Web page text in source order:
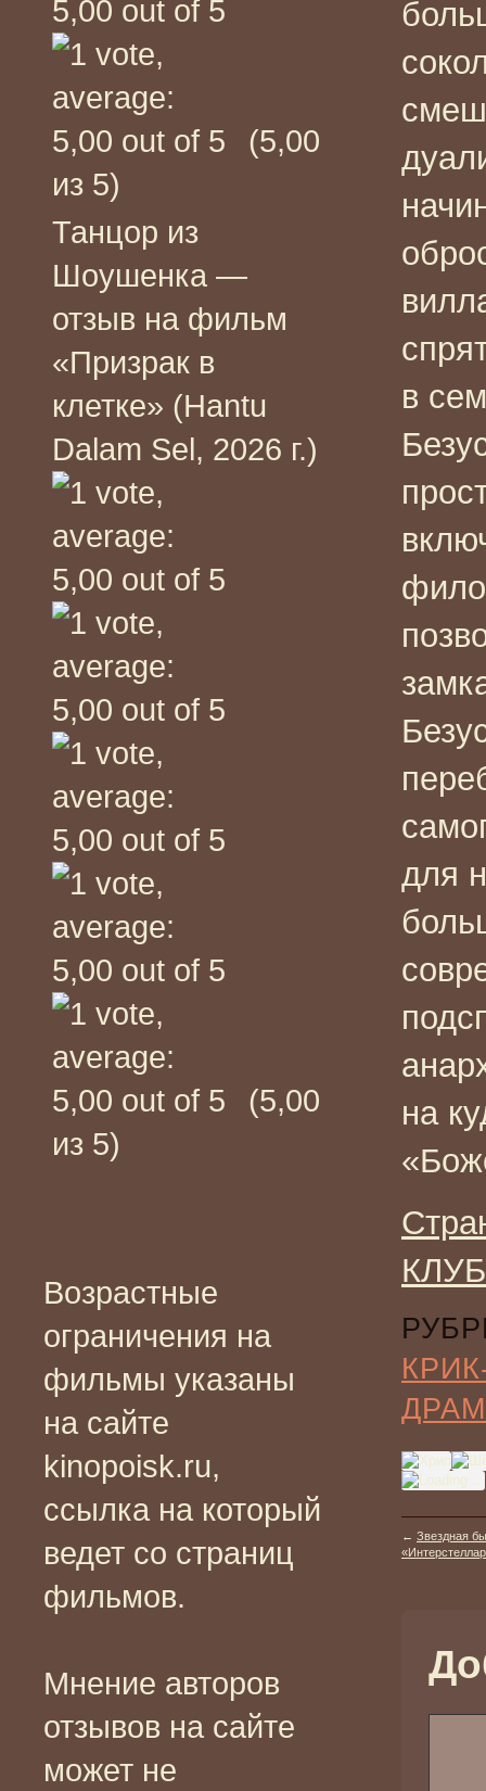
(5,00
из 5)
Танцор из
Шоушенка —
отзыв на фильм
«Призрак в
клетке» (Hantu
Dalam Sel, 2026 г.)
(5,00
из 5)
Возрастные
ограничения на
фильмы указаны
на сайте
kinopoisk.ru,
ссылка на который
ведет со страниц
фильмов.
Мнение авторов
отзывов на сайте
может не
в
для
на
← Звездная